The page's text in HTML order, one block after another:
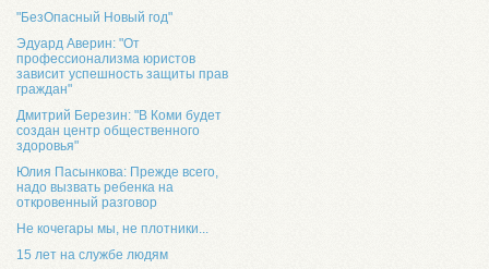
"БезОпасный Новый год"
Эдуард Аверин: "От
профессионализма юристов
зависит успешность защиты прав
граждан"
Дмитрий Березин: "В Коми будет
создан центр общественного
здоровья"
Юлия Пасынкова: Прежде всего,
надо вызвать ребенка на
откровенный разговор
Не кочегары мы, не плотники...
15 лет на службе людям